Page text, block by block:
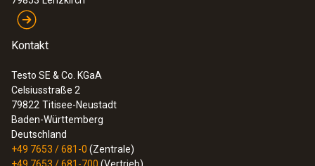
Kontakt
Testo SE & Co. KGaA
Celsiusstraße 2
79822 Titisee-Neustadt
Baden-Württemberg
Deutschland
+49 7653 / 681-0 (Zentrale)
+49 7653 / 681-700 (Vertrieb)